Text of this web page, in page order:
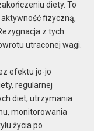
diety. To
fizyczną,
z tych
utraconej wagi.
efektu jo-jo
regularnej
diet, utrzymania
monitorowania
życia po